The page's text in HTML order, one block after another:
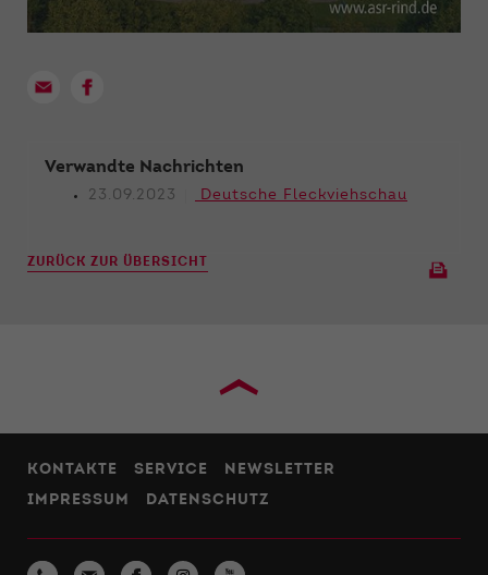
Verwandte Nachrichten
23.09.2023 Deutsche Fleckviehschau
ZURÜCK ZUR ÜBERSICHT
›
KONTAKTE SERVICE
NEWSLETTER
IMPRESSUM
DATENSCHUTZ